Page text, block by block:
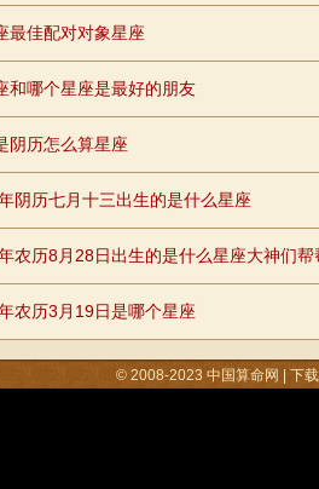
最佳配对对象星座
和哪个星座是最好的朋友
阴历怎么算星座
阴历七月十三出生的是什么星座
农历8月28日出生的是什么星座大神们帮
农历3月19日是哪个星座
© 2008-2023 中国算命网 |下